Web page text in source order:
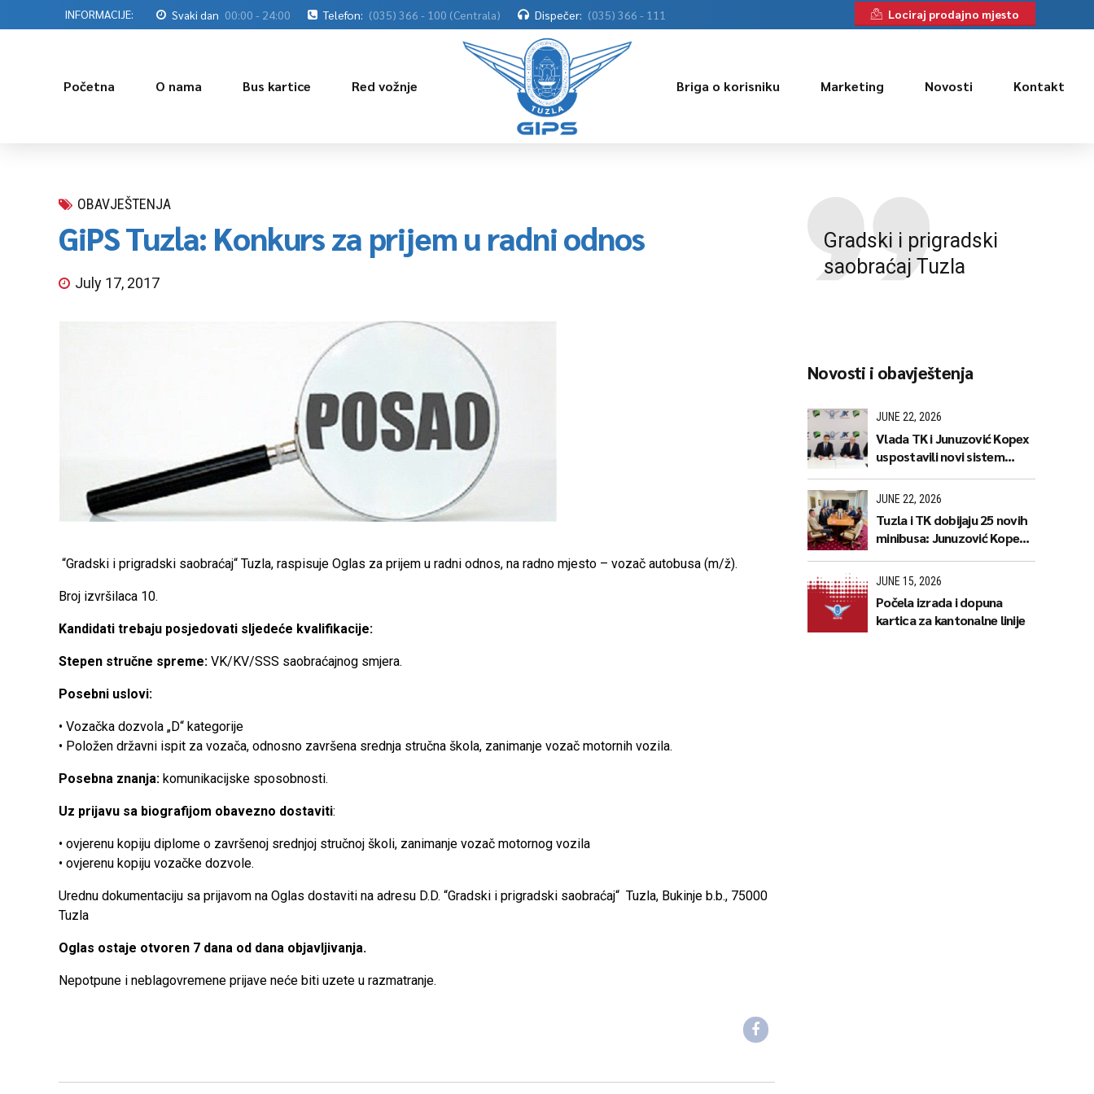
INFORMACIJE: Svaki dan 00:00 - 24:00 Telefon: (035) 366 - 100 (Centrala) Dispečer: (035) 366 - 111 Lociraj prodajno mjesto
Početna O nama Bus kartice Red vožnje Briga o korisniku Marketing Novosti Kontakt
OBAVJEŠTENJA
GiPS Tuzla: Konkurs za prijem u radni odnos
July 17, 2017
“Gradski i prigradski saobraćaj“ Tuzla, raspisuje Oglas za prijem u radni odnos, na radno mjesto – vozač autobusa (m/ž).
Broj izvršilaca 10.
Kandidati trebaju posjedovati sljedeće kvalifikacije:
Stepen stručne spreme: VK/KV/SSS saobraćajnog smjera.
Posebni uslovi:
• Vozačka dozvola „D“ kategorije
• Položen državni ispit za vozača, odnosno završena srednja stručna škola, zanimanje vozač motornih vozila.
Posebna znanja: komunikacijske sposobnosti.
Uz prijavu sa biografijom obavezno dostaviti:
• ovjerenu kopiju diplome o završenoj srednjoj stručnoj školi, zanimanje vozač motornog vozila
• ovjerenu kopiju vozačke dozvole.
Urednu dokumentaciju sa prijavom na Oglas dostaviti na adresu D.D. “Gradski i prigradski saobraćaj“ Tuzla, Bukinje b.b., 75000
Tuzla
Oglas ostaje otvoren 7 dana od dana objavljivanja.
Nepotpune i neblagovremene prijave neće biti uzete u razmatranje.
Gradski i prigradski
saobraćaj Tuzla
Novosti i obavještenja
JUNE 22, 2026
Vlada TK i Junuzović Kopex
uspostavili novi sistem
jeftinije karte i stabilnije
JUNE 22, 2026
Tuzla i TK dobijaju 25 novih
minibusa: Junuzović Kopex,
naredne korake
JUNE 15, 2026
Počela izrada i dopuna
kartica za kantonalne linije